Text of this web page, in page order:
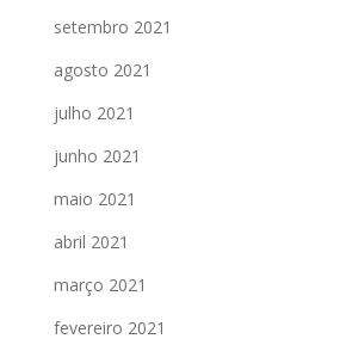
setembro 2021
agosto 2021
julho 2021
junho 2021
maio 2021
abril 2021
março 2021
fevereiro 2021